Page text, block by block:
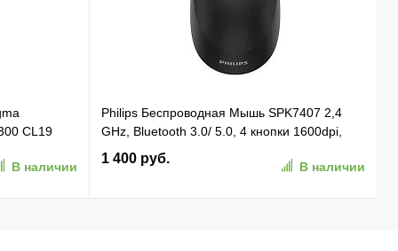
CL19
В наличии
Philips Беспроводная Мышь SPK7407 2,4
GHz, Bluetooth 3.0/ 5.0, 4 кнопки 1600dpi,
бесшумная Чёрный (SPK7407B/ 01)
(SPK7407B/01)
1 400 руб.
В наличии